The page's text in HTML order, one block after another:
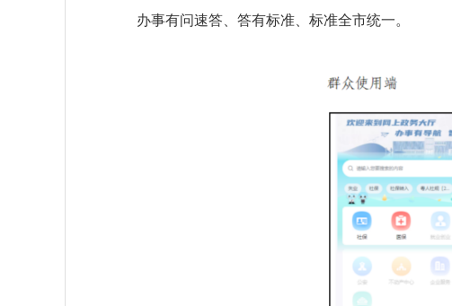
办事有问速答、答有标准、标准全市统一。